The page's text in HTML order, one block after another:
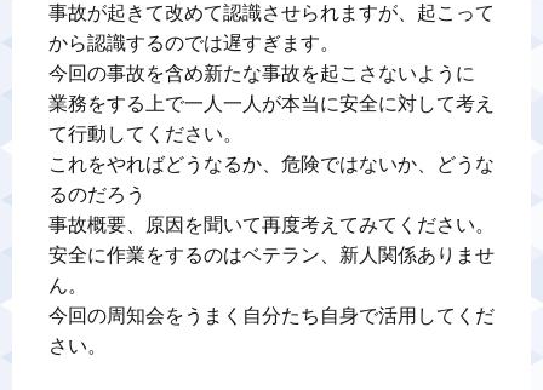
事故が起きて改めて認識させられますが、起こって
から認識するのでは遅すぎます。
今回の事故を含め新たな事故を起こさないように
業務をする上で一人一人が本当に安全に対して考え
て行動してください。
これをやればどうなるか、危険ではないか、どうな
るのだろう
事故概要、原因を聞いて再度考えてみてください。
安全に作業をするのはベテラン、新人関係ありませ
ん。
今回の周知会をうまく自分たち自身で活用してくだ
さい。